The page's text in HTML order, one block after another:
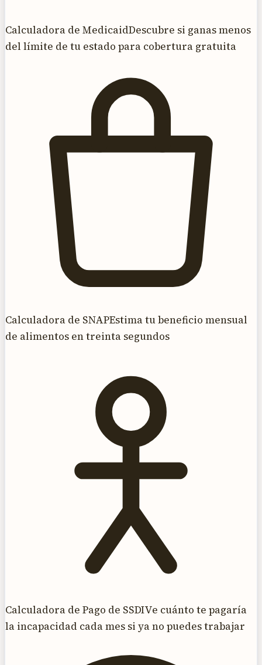
Calculadora de MedicaidDescubre si ganas menos
del límite de tu estado para cobertura gratuita
Calculadora de SNAPEstima tu beneficio mensual
de alimentos en treinta segundos
Calculadora de Pago de SSDIVe cuánto te pagaría
la incapacidad cada mes si ya no puedes trabajar